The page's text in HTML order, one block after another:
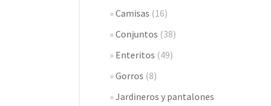
Camisas (16)
Conjuntos (38)
Enteritos (49)
Gorros (8)
Jardineros y pantalones